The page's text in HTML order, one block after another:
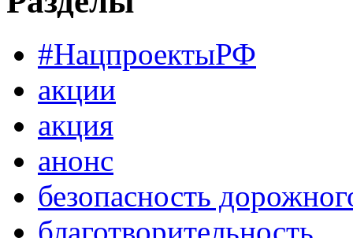
#НацпроектыРФ
акции
акция
анонс
безопасность
благотворительность